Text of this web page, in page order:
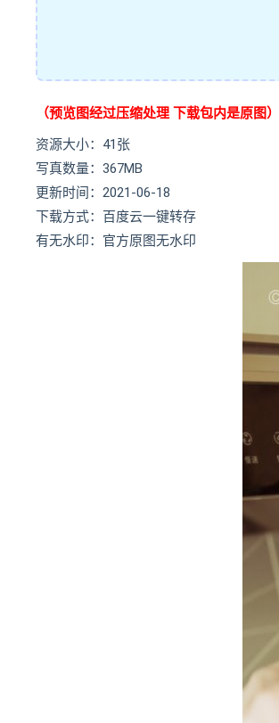
（预览图经过压缩处理 下载包内是原图）
资源大小：41张
写真数量：367MB
更新时间：2021-06-18
下载方式：百度云一键转存
有无水印：官方原图无水印